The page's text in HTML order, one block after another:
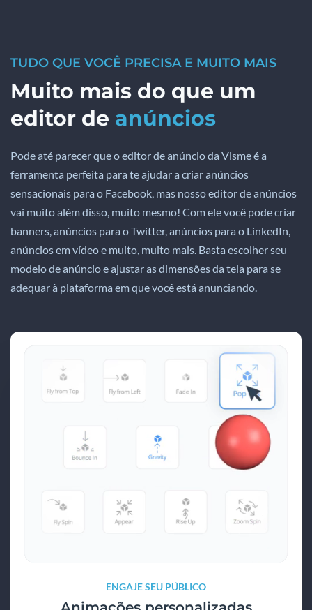
TUDO QUE VOCÊ PRECISA E MUITO MAIS
Muito mais do que um
editor de anúncios
Pode até parecer que o editor de anúncio da Visme é a
ferramenta perfeita para te ajudar a criar anúncios
sensacionais para o Facebook, mas nosso editor de anúncios
vai muito além disso, muito mesmo! Com ele você pode criar
banners, anúncios para o Twitter, anúncios para o LinkedIn,
anúncios em vídeo e muito, muito mais. Basta escolher seu
modelo de anúncio e ajustar as dimensões da tela para se
adequar à plataforma em que você está anunciando.
ENGAJE SEU PÚBLICO